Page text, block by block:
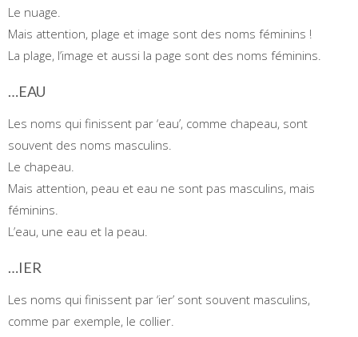
Le nuage.
Mais attention, plage et image sont des noms féminins !
La plage, l’image et aussi la page sont des noms féminins.
…EAU
Les noms qui finissent par ‘eau’, comme chapeau, sont
souvent des noms masculins.
Le chapeau.
Mais attention, peau et eau ne sont pas masculins, mais
féminins.
L’eau, une eau et la peau.
…IER
Les noms qui finissent par ‘ier’ sont souvent masculins,
comme par exemple, le collier.